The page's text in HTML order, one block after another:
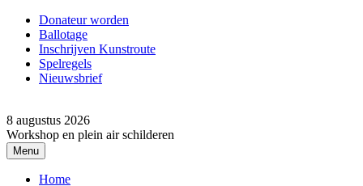
Donateur worden
Ballotage
Inschrijven Kunstroute
Spelregels
Nieuwsbrief
8 augustus 2026
Workshop en plein air schilderen
Menu
Home